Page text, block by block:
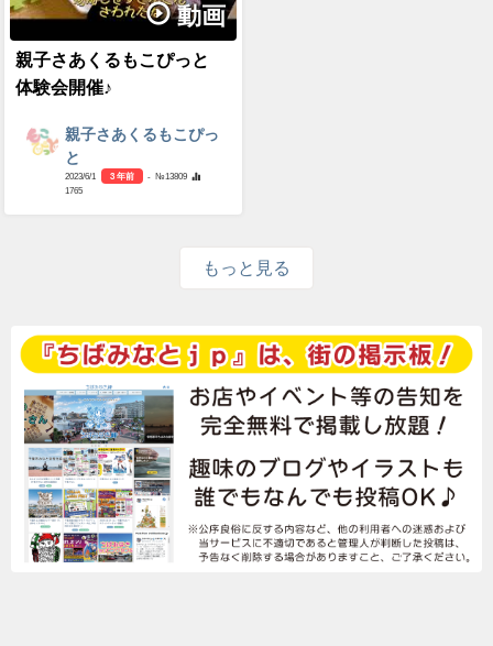
動画
親子さあくるもこぴっと
体験会開催♪
親子さあくるもこぴっ
と
2023/6/1 3 年前
- №13809
1765
もっと見る